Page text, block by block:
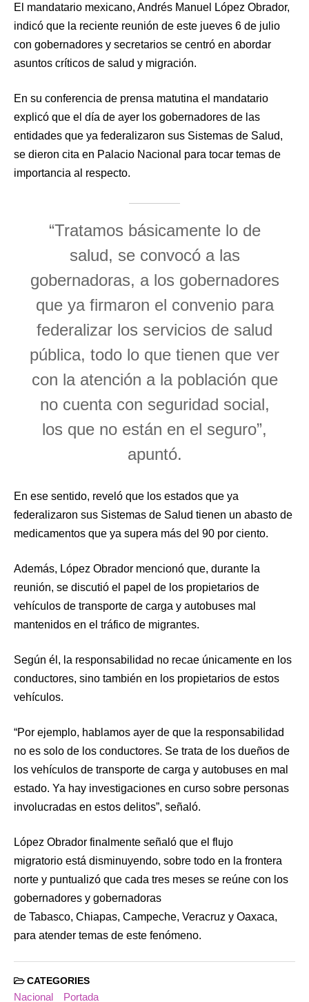
El mandatario mexicano, Andrés Manuel López Obrador,
indicó que la reciente reunión de este jueves 6 de julio
con gobernadores y secretarios se centró en abordar
asuntos críticos de salud y migración.
En su conferencia de prensa matutina el mandatario
explicó que el día de ayer los gobernadores de las
entidades que ya federalizaron sus Sistemas de Salud,
se dieron cita en Palacio Nacional para tocar temas de
importancia al respecto.
“Tratamos básicamente lo de
salud, se convocó a las
gobernadoras, a los gobernadores
que ya firmaron el convenio para
federalizar los servicios de salud
pública, todo lo que tienen que ver
con la atención a la población que
no cuenta con seguridad social,
los que no están en el seguro”,
apuntó.
En ese sentido, reveló que los estados que ya
federalizaron sus Sistemas de Salud tienen un abasto de
medicamentos que ya supera más del 90 por ciento.
Además, López Obrador mencionó que, durante la
reunión, se discutió el papel de los propietarios de
vehículos de transporte de carga y autobuses mal
mantenidos en el tráfico de migrantes.
Según él, la responsabilidad no recae únicamente en los
conductores, sino también en los propietarios de estos
vehículos.
“Por ejemplo, hablamos ayer de que la responsabilidad
no es solo de los conductores. Se trata de los dueños de
los vehículos de transporte de carga y autobuses en mal
estado. Ya hay investigaciones en curso sobre personas
involucradas en estos delitos”, señaló.
López Obrador finalmente señaló que el flujo
migratorio está disminuyendo, sobre todo en la frontera
norte y puntualizó que cada tres meses se reúne con los
gobernadores y gobernadoras
de Tabasco, Chiapas, Campeche, Veracruz y Oaxaca,
para atender temas de este fenómeno.
CATEGORIES
Nacional Portada